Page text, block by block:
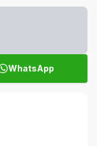
WhatsApp